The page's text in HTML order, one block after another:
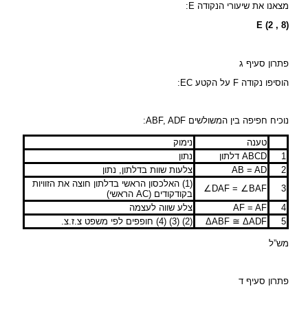
מצאנו את שיעורי הנקודה E:
E (2 , 8)
פתרון סעיף ג
הוסיפו נקודה F על הקטע EC:
נוכיח חפיפה בין המשולשים ABF, ADF:
טענה
נימוק
1
ABCD דלתון
נתון
2
AB = AD
צלעות שוות בדלתון, נתון
3
∠DAF = ∠BAF
(1) האלכסון הראשי בדלתון חוצה את הזוויות
בקודקודים (AC הראשי)
4
AF = AF
צלע שווה לעצמה
5
ΔABF ≅ ΔADF (2) (3) (4) חופפים לפי משפט צ.ז.צ.
מש”ל
פתרון סעיף ד